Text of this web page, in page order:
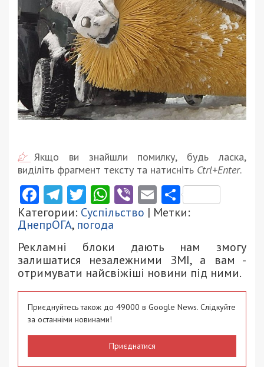
Якщо ви знайшли помилку, будь ласка,
виділіть фрагмент тексту та натисніть Ctrl+Enter.
Facebook
Telegram
Twitter
WhatsApp
ViberEmail
Категории: Суспільство | Метки:
ДнепрОГА, погода
Рекламні блоки дають нам змогу
залишатися незалежними ЗМІ, а вам -
отримувати найсвіжіші новини під ними.
Приєднуйтесь також до 49000 в Google News. Слідкуйте
за останніми новинами!
Приєднатися